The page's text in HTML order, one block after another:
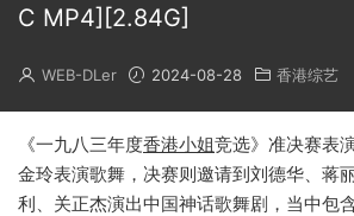
C MP4][2.84G]
WEB-DLer 2024-08-28 香港综艺
《一九八三年度香港小姐竞选》准决赛表
金玲表演歌舞，决赛则邀请到刘德华、蒋
利、关正杰演出中国神话歌舞剧，当中包